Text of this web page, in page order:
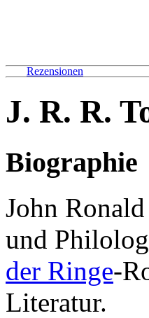
Rezensionen
J. R. R.
Biographie
John
und
der Ringe-
Literatur.